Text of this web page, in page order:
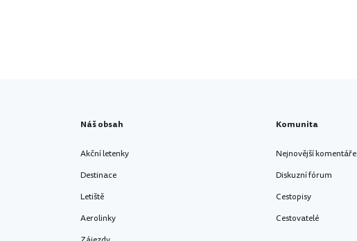
Náš obsah
Akční letenky
Destinace
Letiště
Aerolinky
Komunita
Nejnovější komentáře
Diskuzní fórum
Cestopisy
Cestovatelé